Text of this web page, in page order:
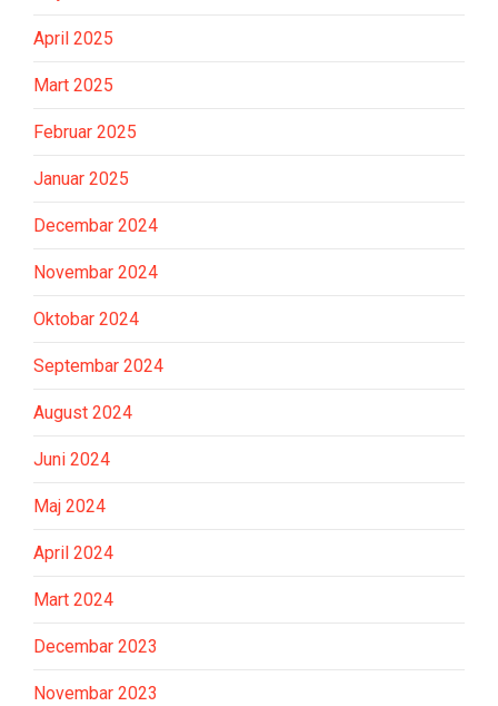
April 2025
Mart 2025
Februar 2025
Januar 2025
Decembar 2024
Novembar 2024
Oktobar 2024
Septembar 2024
August 2024
Juni 2024
Maj 2024
April 2024
Mart 2024
Decembar 2023
Novembar 2023